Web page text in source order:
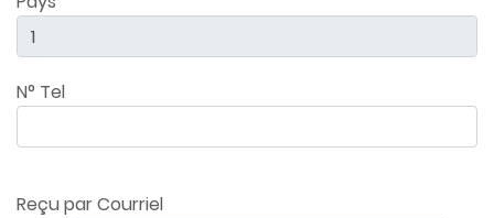
N° Tel
Reçu par Courriel